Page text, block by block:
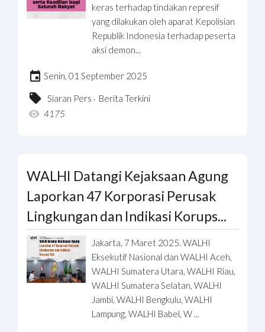
keras terhadap tindakan represif
yang dilakukan oleh aparat Kepolisian
Republik Indonesia terhadap peserta
aksi demon...
Senin, 01 September 2025
Siaran Pers , Berita Terkini
4175
WALHI Datangi Kejaksaan Agung
Laporkan 47 Korporasi Perusak
Lingkungan dan Indikasi Korups...
Jakarta, 7 Maret 2025. WALHI
Eksekutif Nasional dan WALHI Aceh,
WALHI Sumatera Utara, WALHI Riau,
WALHI Sumatera Selatan, WALHI
Jambi, WALHI Bengkulu, WALHI
Lampung, WALHI Babel, W ...